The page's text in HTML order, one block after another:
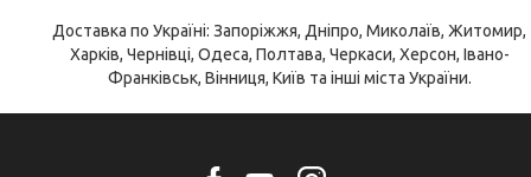
Доставка по Україні: Запоріжжя, Дніпро, Миколаїв, Житомир,
Харків, Чернівці, Одеса, Полтава, Черкаси, Херсон, Івано-
Франківськ, Вінниця, Київ та інші міста України.